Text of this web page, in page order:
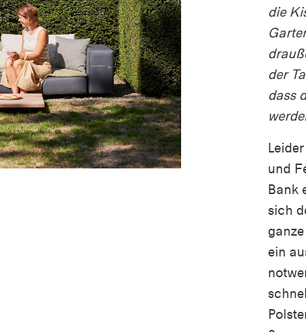
die
der
dass
und
Bank
sich
ein